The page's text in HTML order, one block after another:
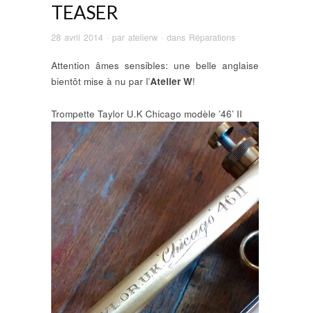
TEASER
28 avril 2014 · par atelierw · dans Réparations
Attention âmes sensibles: une belle anglaise
bientôt mise à nu par l’Atelier W!
Trompette Taylor U.K Chicago modèle ’46’ II